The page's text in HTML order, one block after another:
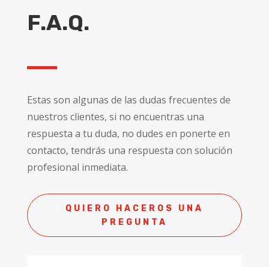
F.A.Q.
Estas son algunas de las dudas frecuentes de
nuestros clientes, si no encuentras una
respuesta a tu duda, no dudes en ponerte en
contacto, tendrás una respuesta con solución
profesional inmediata.
QUIERO HACEROS UNA
PREGUNTA